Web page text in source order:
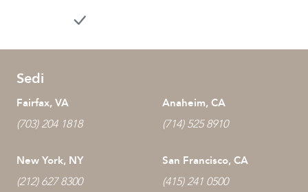
Sedi
Fairfax, VA
(703) 204 1818
Anaheim, CA
(714) 525 8910
New York, NY
(212) 627 8300
San Francisco, CA
(415) 241 0500